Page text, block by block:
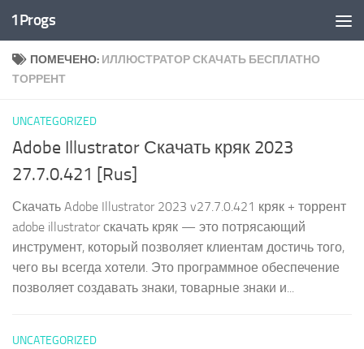
Перейти к содержимому
1Progs
ПОМЕЧЕНО: ИЛЛЮСТРАТОР СКАЧАТЬ БЕСПЛАТНО
ТОРРЕНТ
UNCATEGORIZED
Adobe Illustrator Скачать кряк 2023
27.7.0.421 [Rus]
Скачать Adobe Illustrator 2023 v27.7.0.421 кряк + торрент
adobe illustrator скачать кряк — это потрясающий
инструмент, который позволяет клиентам достичь того,
чего вы всегда хотели. Это программное обеспечение
позволяет создавать знаки, товарные знаки и...
UNCATEGORIZED